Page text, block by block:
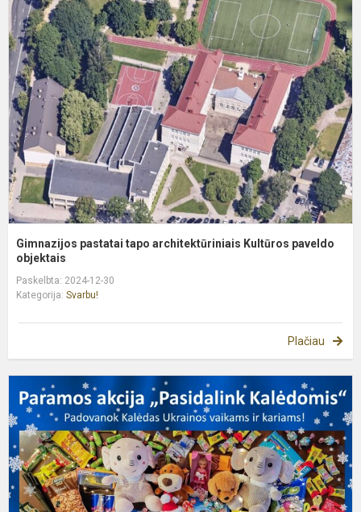
Gimnazijos pastatai tapo architektūriniais Kultūros paveldo
objektais
Paskelbta: 2024-12-30
Kategorija: Svarbu!
Plačiau